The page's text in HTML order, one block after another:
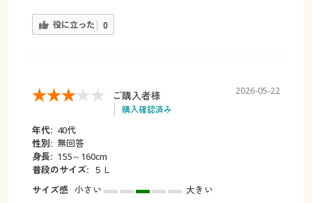
役に立った 0
ご購入者様
購入確認済み
2026-05-22
年代: 40代
性別: 無回答
身長: 155～160cm
普段のサイズ: ５Ｌ
サイズ感 小さい
大きい